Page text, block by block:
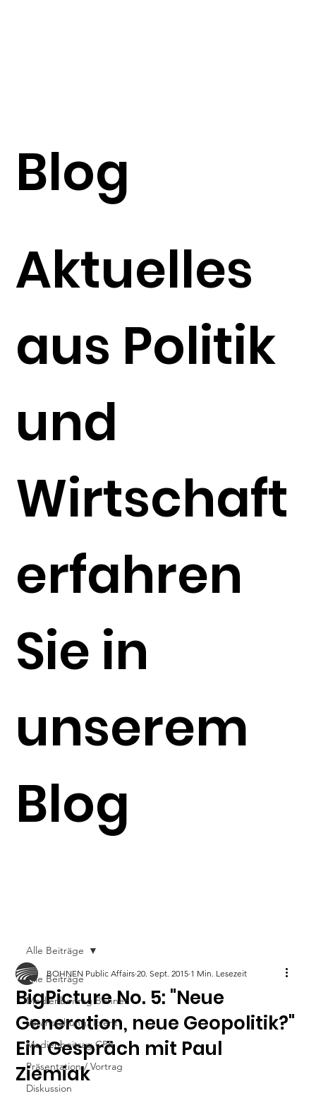
Blog
Aktuelles
aus Politik
und
Wirtschaft
erfahren
Sie in
unserem
Blog
Alle Beiträge
Medienbeitrag Bohnen
Veranstaltung/ Event
Medienbeitrag CPR
Präsentation / Vortrag
Diskussion
Alle Beiträge
BigPicture No. 5: "Neue
Generation, neue Geopolitik?"
Ein Gespräch mit Paul
Ziemiak
BOHNEN Public Affairs 20. Sept. 2015 1 Min. Lesezeit